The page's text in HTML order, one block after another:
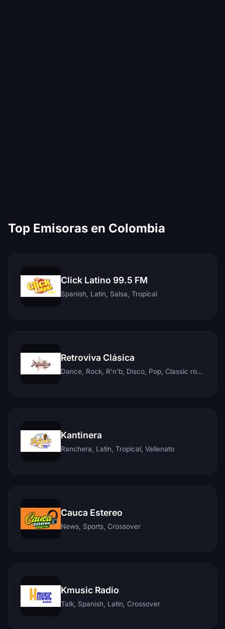
Top Emisoras en Colombia
Click Latino 99.5 FM
Spanish, Latin, Salsa, Tropical
Retroviva Clásica
Dance, Rock, R'n'b, Disco, Pop, Classic rock, Techno, Reggae
Kantinera
Ranchera, Latin, Tropical, Vallenato
Cauca Estereo
News, Sports, Crossover
Kmusic Radio
Talk, Spanish, Latin, Crossover